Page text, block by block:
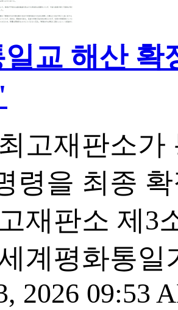
일교 해산
고재판소
령을 최종
재판소 제3
계평화통
2026 09:53